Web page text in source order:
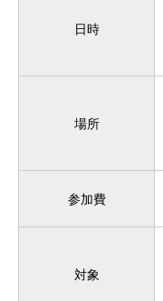
日時
場所
参加費
対象